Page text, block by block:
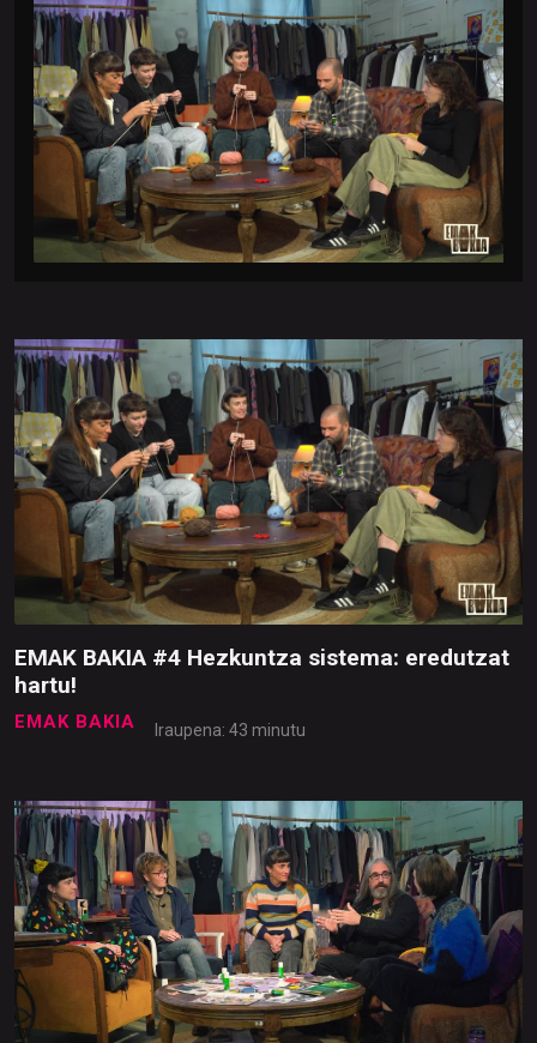
EMAK BAKIA #4 Hezkuntza sistema: eredutzat
hartu!
EMAK BAKIA Iraupena: 43 minutu